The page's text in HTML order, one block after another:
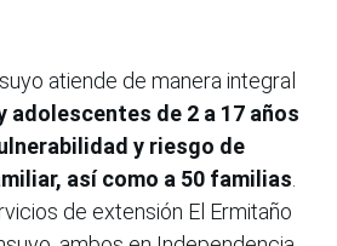
atiende de manera integral
adolescentes de 2 a 17 años
y riesgo de
así como a 50 familias
de extensión El Ermitaño